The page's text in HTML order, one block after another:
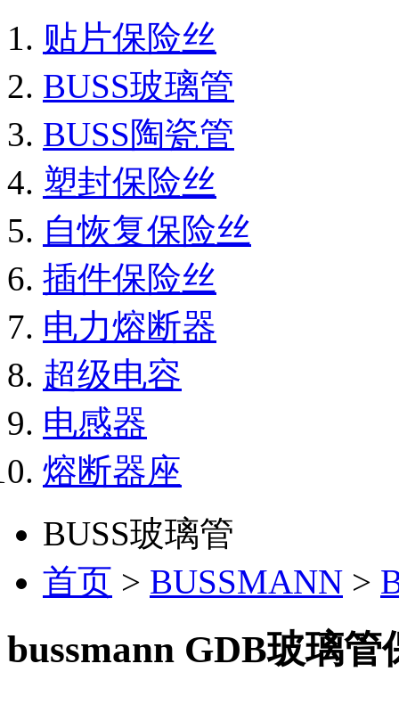
贴片保险丝
BUSS玻璃管
BUSS陶瓷管
塑封保险丝
自恢复保险丝
插件保险丝
电力熔断器
超级电容
电感器
熔断器座
BUSS玻璃管
首页 > BUSSMANN >
bussmann GDB玻璃